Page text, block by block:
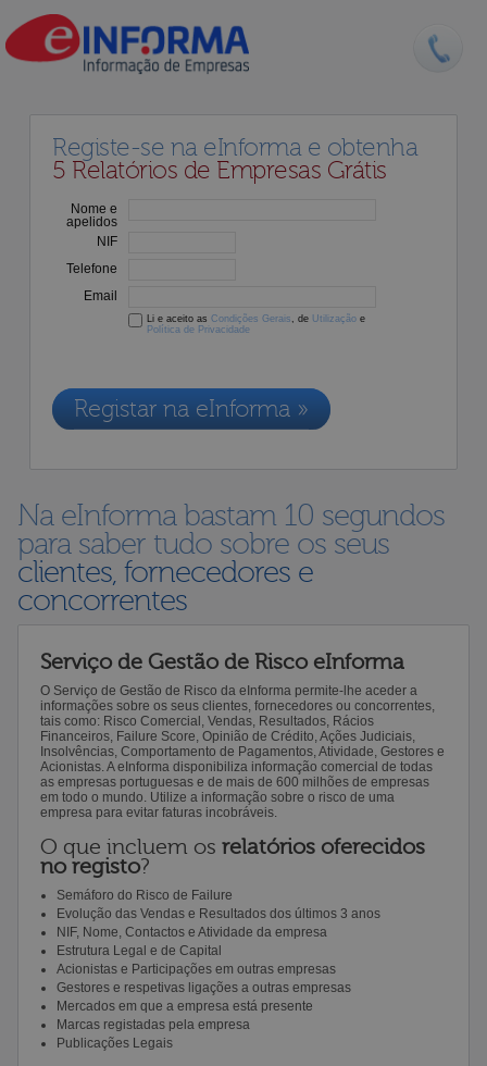
Registe-se na eInforma e obtenha
5 Relatórios de Empresas Grátis
Nome e
apelidos
NIF
Telefone
Email
Li e aceito as Condições Gerais , de Utilização e
Política de Privacidade
Registar na eInforma »
Na eInforma bastam 10 segundos
para saber tudo sobre os seus
clientes, fornecedores e
concorrentes
Serviço de Gestão de Risco eInforma
O Serviço de Gestão de Risco da eInforma permite-lhe aceder a
informações sobre os seus clientes, fornecedores ou concorrentes,
tais como: Risco Comercial, Vendas, Resultados, Rácios
Financeiros, Failure Score, Opinião de Crédito, Ações Judiciais,
Insolvências, Comportamento de Pagamentos, Atividade, Gestores e
Acionistas. A eInforma disponibiliza informação comercial de todas
as empresas portuguesas e de mais de 600 milhões de empresas
em todo o mundo. Utilize a informação sobre o risco de uma
empresa para evitar faturas incobráveis.
O que incluem os relatórios oferecidos
no registo?
Semáforo do Risco de Failure
Evolução das Vendas e Resultados dos últimos 3 anos
NIF, Nome, Contactos e Atividade da empresa
Estrutura Legal e de Capital
Acionistas e Participações em outras empresas
Gestores e respetivas ligações a outras empresas
Mercados em que a empresa está presente
Marcas registadas pela empresa
Publicações Legais